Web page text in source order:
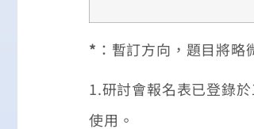
* ：暫訂方向，題目將略
1.研討會報名表已登錄
使用。